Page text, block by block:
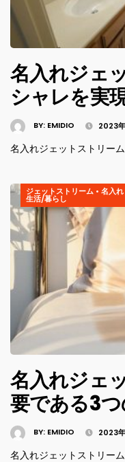
名入れジェ
シャレを実
BY: EMIDIO 2023
名入れジェットストリー
ジェットストリーム • 名入れ
生活/暮らし
名入れジェ
要である3
BY: EMIDIO 2023
名入れジェットストリー